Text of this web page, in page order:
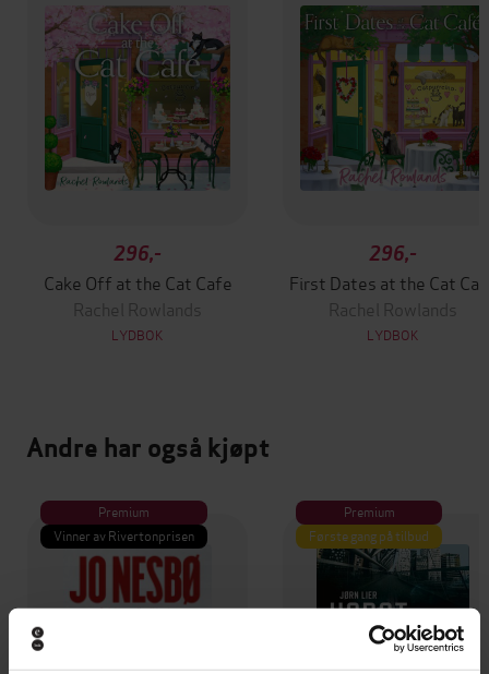
296,-
Cake Off at the Cat Cafe
Rachel Rowlands
LYDBOK
296,-
First Dates at the Cat
Rachel Rowlands
LYDBOK
Andre har også kjøpt
Premium
Vinner av Rivertonprisen
Premium
Første gang på tilbud